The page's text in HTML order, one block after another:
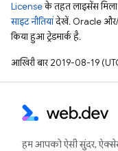
Licenseके तहत लाइसेंस मिला
साइट नीतियांदेखें. Oracle और/
किया हुआ ट्रेडमार्क है.
आखिरी बार 2019-08-19
हम आपको ऐसी सुंदर,